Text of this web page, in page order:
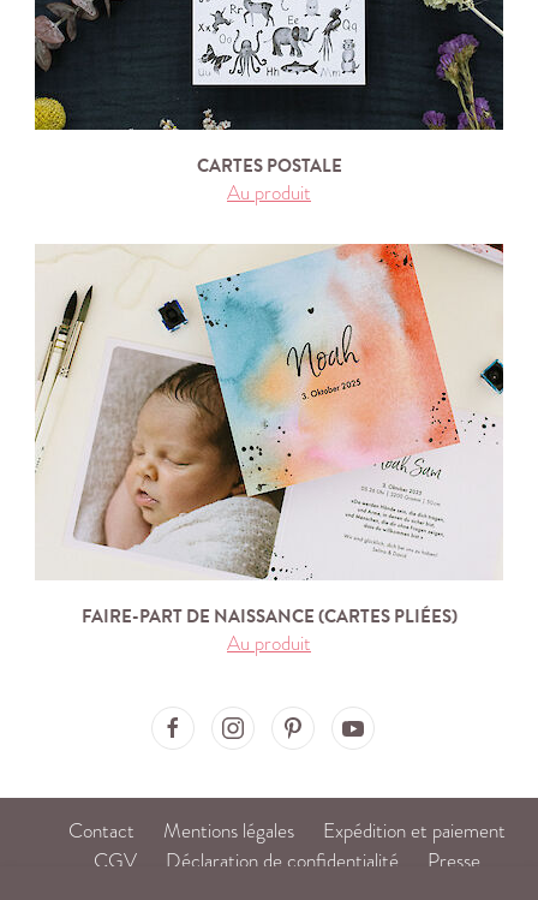
CARTES POSTALE
Au produit
FAIRE-PART DE NAISSANCE (CARTES PLIÉES)
Au produit
Ma'Loulou on FacebookMa'Loulou on InstagramMa'Loulou on PinterestMa'Loulou on Youtube
Contact Mentions légales
Expédition et paiement
CGV
Déclaration de confidentialité Presse